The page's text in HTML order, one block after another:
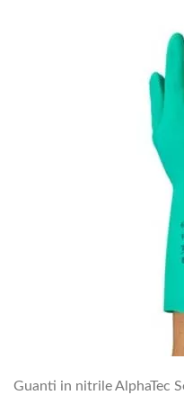
Guanti in nitrile AlphaTec